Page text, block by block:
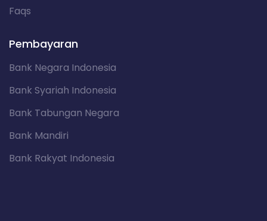
Faqs
Pembayaran
Bank Negara Indonesia
Bank Syariah Indonesia
Bank Tabungan Negara
Bank Mandiri
Bank Rakyat Indonesia